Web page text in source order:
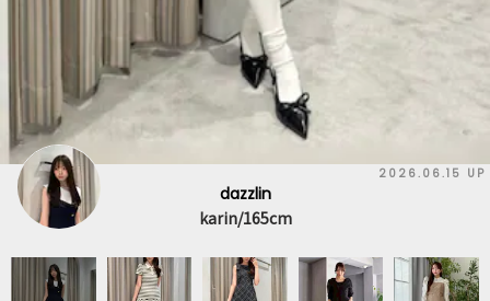
2026.06.15 UP
dazzlin
karin/165cm